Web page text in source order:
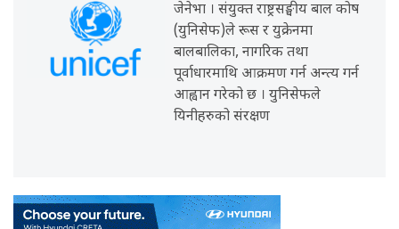
जेनेभा । संयुक्त राष्ट्रसङ्घीय बाल कोष
(युनिसेफ)ले रूस र युक्रेनमा
बालबालिका, नागरिक तथा
पूर्वाधारमाथि आक्रमण गर्न अन्त्य गर्न
आह्वान गरेको छ । युनिसेफले
यिनीहरुको संरक्षण